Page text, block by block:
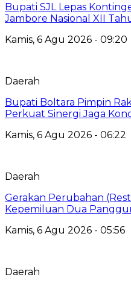
Bupati SJL Lepas
Jambore Nasional XII
Kamis, 6 Agu 2026 - 09:20
Daerah
Bupati Boltara Pimpin
Perkuat Sinergi Jaga
Kamis, 6 Agu 2026 - 06:22
Daerah
Gerakan Perubahan
Kepemiluan Dua
Kamis, 6 Agu 2026 - 05:56
Daerah